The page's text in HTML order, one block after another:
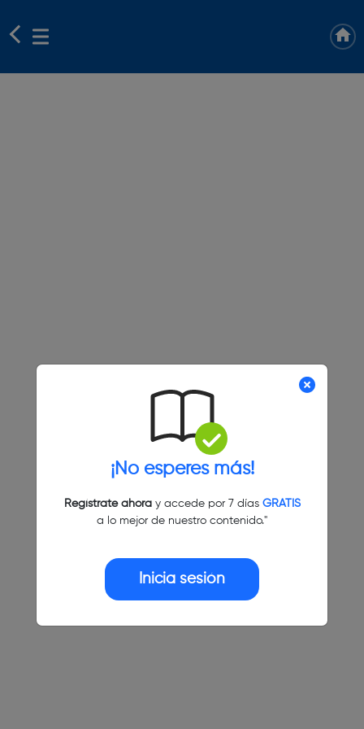
¡No esperes más!
Regístrate ahoray accede por 7 días GRATIS
a lo mejor de nuestro contenido."
Inicia sesión